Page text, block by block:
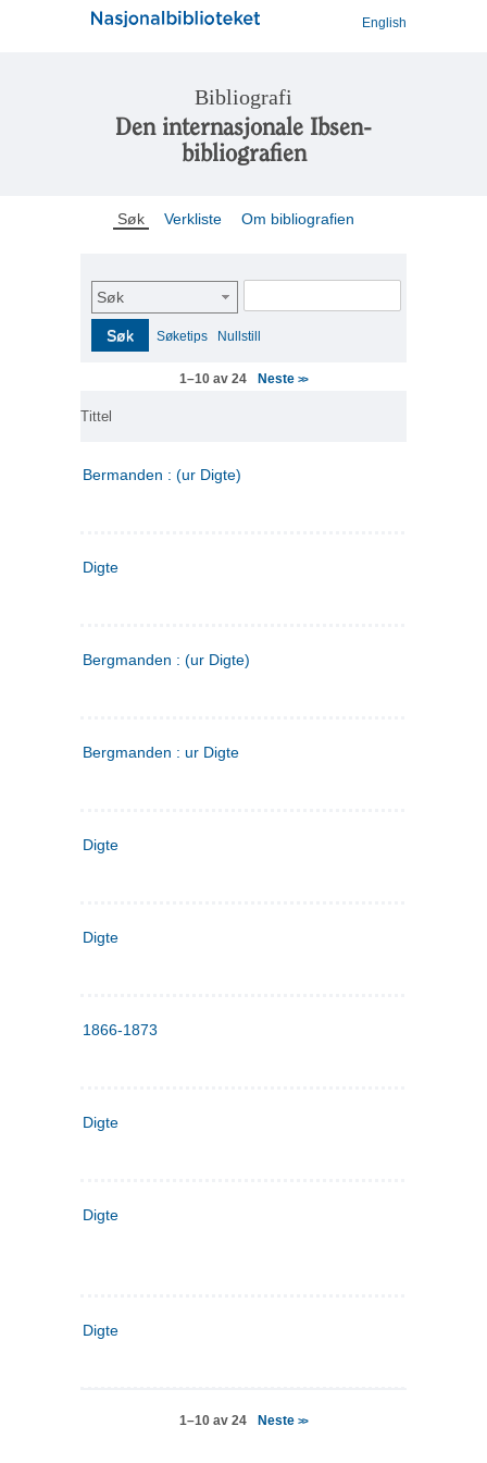
English
Bibliografi
Den internasjonale Ibsen-
bibliografien
Søk Verkliste Om bibliografien
Søk
Søk Søketips Nullstill
1–10 av 24 Neste>>
Tittel
Bermanden : (ur Digte)
Digte
Bergmanden : (ur Digte)
Bergmanden : ur Digte
Digte
Digte
1866-1873
Digte
Digte
Digte
1–10 av 24 Neste>>